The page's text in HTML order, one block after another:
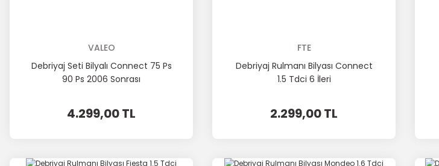
VALEO
Debriyaj Seti Bilyalı Connect 75 Ps
90 Ps 2006 Sonrası
4.299,00 TL
FTE
Debriyaj Rulmanı Bilyası Connect
1.5 Tdci 6 İleri
2.299,00 TL